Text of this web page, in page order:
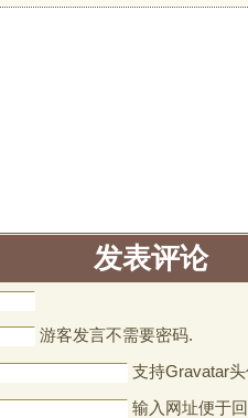
发表评论
游客发言不需要密码.
支持Gravatar
输入网址便于